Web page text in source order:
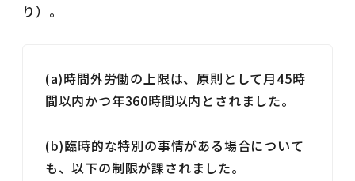
り）。
(a)時間外労働の上限は、原則として月45時
間以内かつ年360時間以内とされました。
(b)臨時的な特別の事情がある場合について
も、以下の制限が課されました。